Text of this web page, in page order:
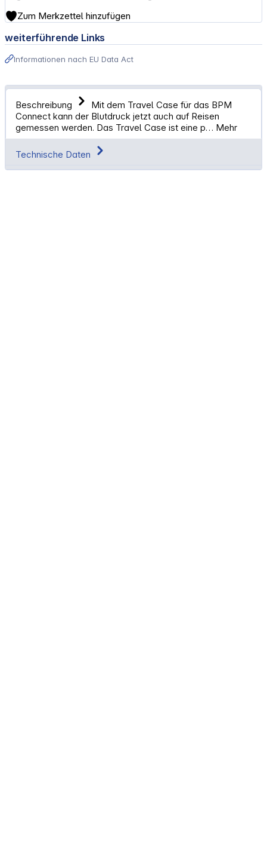
Zum Merkzettel hinzufügen
weiterführende Links
Informationen nach EU Data Act
Beschreibung
Mit dem Travel Case für das BPM
Connect kann der Blutdruck jetzt auch auf Reisen
gemessen werden. Das Travel Case ist eine p… Mehr
Technische Daten